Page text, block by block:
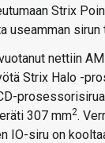
Strix
useamman sirun
nettiin
Strix Halo -
307 mm2.
IO-siru on